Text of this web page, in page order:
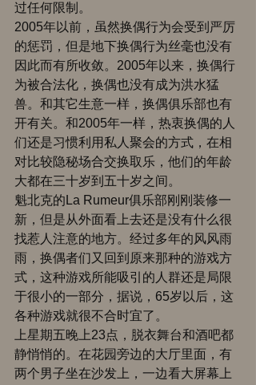
过任何限制。
2005年以前，虽然换偶行为会受到严厉
的惩罚，但是地下换偶行为丝毫也没有
因此而有所收敛。2005年以来，换偶行
为被合法化，换偶也没有成为洪水猛
兽。和其它生意一样，换偶俱乐部也有
开有关。和2005年一样，热衷换偶的人
们还是习惯利用私人聚会的方式，在相
对比较隐秘场合交换取乐，他们的年龄
大都在三十岁到五十岁之间。
魁北克的La Rumeur俱乐部刚刚装修一
新，但是从外面看上去还是没有什么很
找惹人注意的地方。经过多年的风风雨
雨，换偶者们又回到原来那种的游戏方
式，这种游戏所能吸引的人群还是局限
于很小的一部分，据说，65岁以后，这
各种游戏就很不合时宜了。
上星期五晚上23点，脱衣舞台和酒吧都
静悄悄的。在花园旁边的大厅里面，有
两个男子坐在沙发上，一边看大屏幕上